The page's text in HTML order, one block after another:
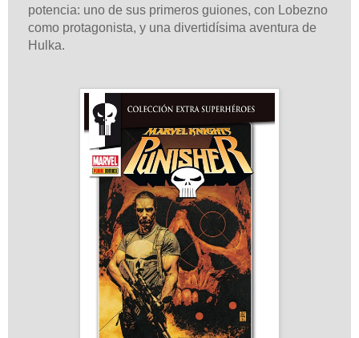
potencia: uno de sus primeros guiones, con Lobezno
como protagonista, y una divertidísima aventura de
Hulka.